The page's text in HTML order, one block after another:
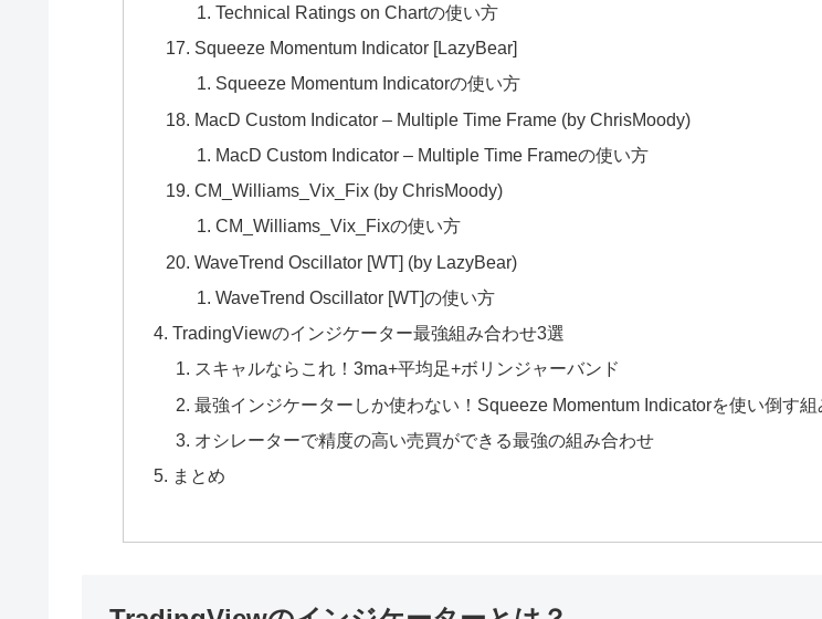
Technical Ratings on Chartの使い方
Squeeze Momentum Indicator [LazyBear]
Squeeze Momentum Indicatorの使い方
MacD Custom Indicator – Multiple Time Frame (by ChrisMoody)
MacD Custom Indicator – Multiple Time Frameの使い方
CM_Williams_Vix_Fix (by ChrisMoody)
CM_Williams_Vix_Fixの使い方
WaveTrend Oscillator [WT] (by LazyBear)
WaveTrend Oscillator [WT]の使い方
TradingViewのインジケーター最強組み合わせ3選
スキャルならこれ！3ma+平均足+ボリンジャーバンド
最強インジケーターしか使わない！Squeeze Momentum Indicatorを使い倒す
オシレーターで精度の高い売買ができる最強の組み合わせ
まとめ